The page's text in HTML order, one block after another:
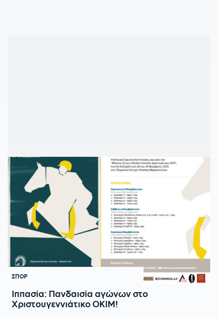
ΣΠΟΡ
Ιππασία: Πανδαισία αγώνων στο
Χριστουγεννιάτικο ΟΚΙΜ!